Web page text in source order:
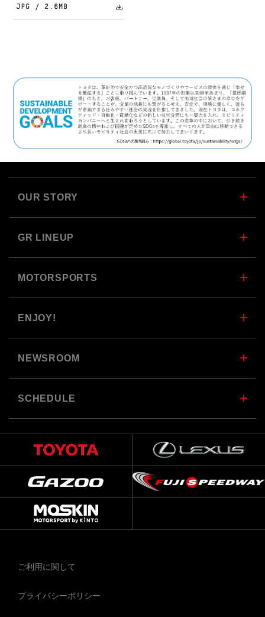
JPG / 2.6MB
OUR STORY
GR LINEUP
MOTORSPORTS
ENJOY!
NEWSROOM
SCHEDULE
ご利用に関して
プライバシーポリシー